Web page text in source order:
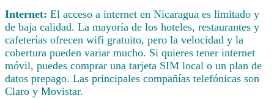
Internet: El acceso a internet en Nicaragua es limitado y
de baja calidad. La mayoría de los hoteles, restaurantes y
cafeterías ofrecen wifi gratuito, pero la velocidad y la
cobertura pueden variar mucho. Si quieres tener internet
móvil, puedes comprar una tarjeta SIM local o un plan de
datos prepago. Las principales compañías telefónicas son
Claro y Movistar.